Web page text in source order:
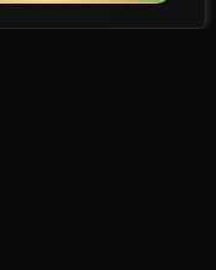
CURS DE MAKE-UP-